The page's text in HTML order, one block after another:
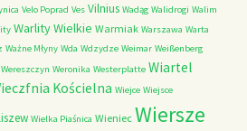
Velo Poprad Ves Vilnius Wadąg Walidrogi Walim
Warlity Wielkie Warmiak Warszawa Warta
Ważne Młyny Wda Wdzydze Weimar Weißenberg
Wereszczyn Weronika Westerplatte Wiartel
Kościelna Wiejce Wiejsce
Wielka Piaśnica Wieniec Wiersze